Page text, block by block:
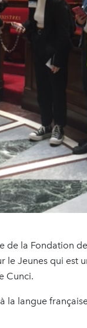
de la Fondation
le Jeunes qui est
Cunci.
la langue